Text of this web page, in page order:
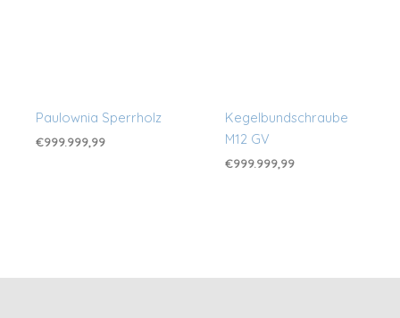
Paulownia Sperrholz
€999.999,99
Kegelbundschraube
M12 GV
€999.999,99